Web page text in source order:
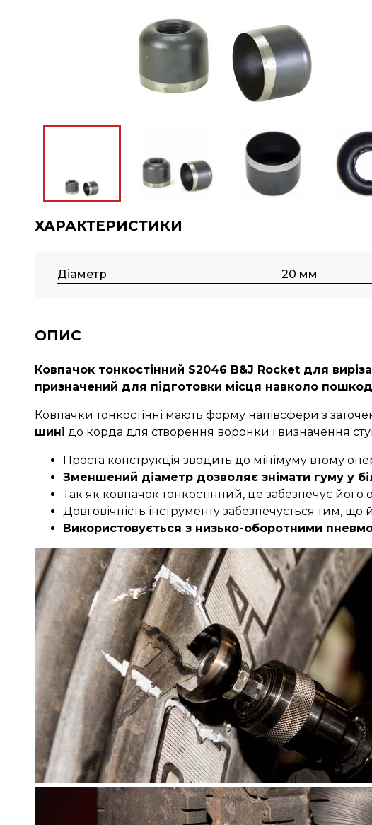
ХАРАКТЕРИСТИКИ
Діаметр 20 мм
ОПИС
Ковпачок тонкостінний S2046 B&J Rocket для
призначений для підготовки місця навколо
Ковпачки тонкостінні мають форму напівсфери з
шині до корда для створення воронки і визначення
Проста конструкція зводить до мінімуму втому
Зменшений діаметр дозволяє знімати гуму у
Так як ковпачок тонкостінний, це забезпечує
Довговічність інструменту забезпечується тим,
Використовується з низько-оборотними